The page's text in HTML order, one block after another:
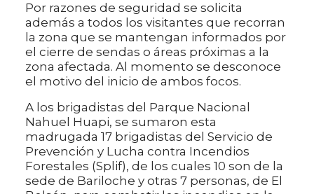
Por razones de seguridad se solicita
además a todos los visitantes que recorran
la zona que se mantengan informados por
el cierre de sendas o áreas próximas a la
zona afectada. Al momento se desconoce
el motivo del inicio de ambos focos.
A los brigadistas del Parque Nacional
Nahuel Huapi, se sumaron esta
madrugada 17 brigadistas del Servicio de
Prevención y Lucha contra Incendios
Forestales (Splif), de los cuales 10 son de la
sede de Bariloche y otras 7 personas, de El